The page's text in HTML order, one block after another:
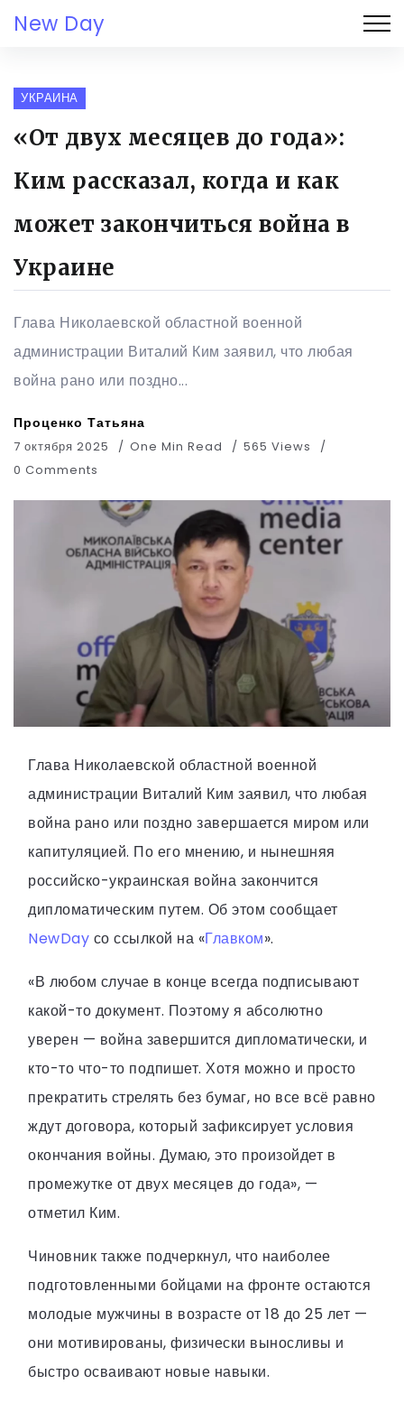
New Day
УКРАИНА
«От двух месяцев до года»:
Ким рассказал, когда и как
может закончиться война в
Украине
Глава Николаевской областной военной
администрации Виталий Ким заявил, что любая
война рано или поздно...
Проценко Татьяна
7 октября 2025 One Min Read
565 Views
0 Comments
Глава Николаевской областной военной
администрации Виталий Ким заявил, что любая
война рано или поздно завершается миром или
капитуляцией. По его мнению, и нынешняя
российско-украинская война закончится
дипломатическим путем. Об этом сообщает
NewDay со ссылкой на «Главком».
«В любом случае в конце всегда подписывают
какой-то документ. Поэтому я абсолютно
уверен — война завершится дипломатически, и
кто-то что-то подпишет. Хотя можно и просто
прекратить стрелять без бумаг, но все всё равно
ждут договора, который зафиксирует условия
окончания войны. Думаю, это произойдет в
промежутке от двух месяцев до года», —
отметил Ким.
Чиновник также подчеркнул, что наиболее
подготовленными бойцами на фронте остаются
молодые мужчины в возрасте от 18 до 25 лет —
они мотивированы, физически выносливы и
быстро осваивают новые навыки.